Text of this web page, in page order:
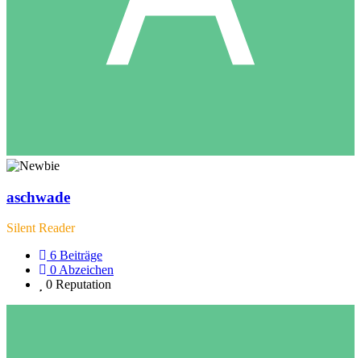
aschwade
Silent Reader
6 Beiträge
0 Abzeichen
0 Reputation